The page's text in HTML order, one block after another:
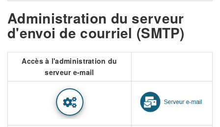
Administration du serveur
d'envoi de courriel (SMTP)
Accès à l'administration du
serveur e-mail